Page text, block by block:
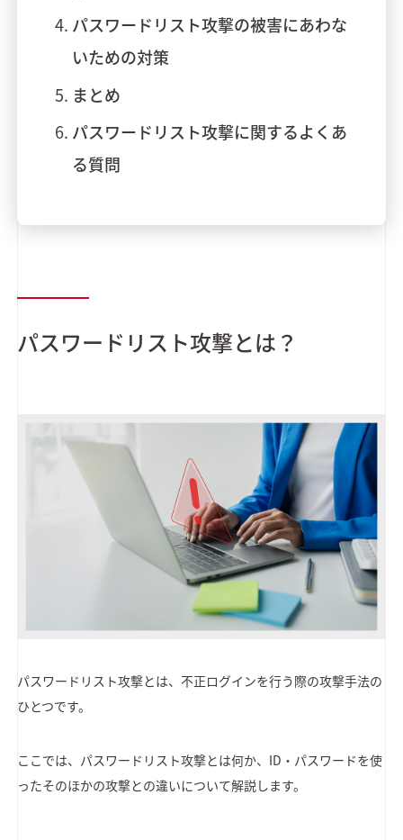
パスワードリスト攻撃の被害にあわな
いための対策
まとめ
パスワードリスト攻撃に関するよくあ
る質問
パスワードリスト攻撃とは？
パスワードリスト攻撃とは、不正ログインを行う際の攻撃手法の
ひとつです。
ここでは、パスワードリスト攻撃とは何か、ID・パスワードを使
ったそのほかの攻撃との違いについて解説します。